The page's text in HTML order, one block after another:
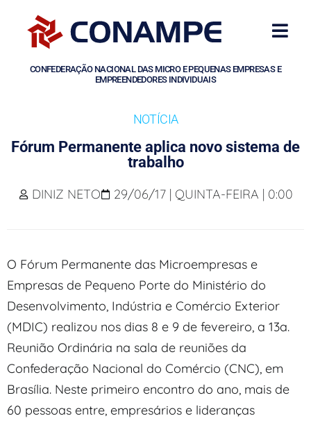
CONFEDERAÇÃO NACIONAL DAS MICRO E PEQUENAS EMPRESAS E
EMPREENDEDORES INDIVIDUAIS
NOTÍCIA
Fórum Permanente aplica novo sistema de
trabalho
DINIZ NETO 29/06/17 | QUINTA-FEIRA | 0:00
O Fórum Permanente das Microempresas e
Empresas de Pequeno Porte do Ministério do
Desenvolvimento, Indústria e Comércio Exterior
(MDIC) realizou nos dias 8 e 9 de fevereiro, a 13a.
Reunião Ordinária na sala de reuniões da
Confederação Nacional do Comércio (CNC), em
Brasília. Neste primeiro encontro do ano, mais de
60 pessoas entre, empresários e lideranças